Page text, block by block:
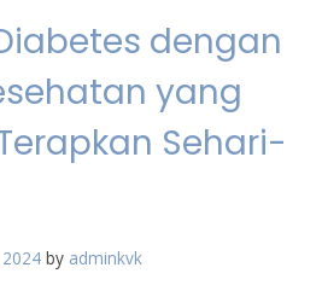
dengan
yang
Sehari-
by adminkvk